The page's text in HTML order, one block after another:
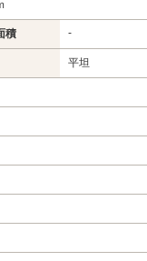
積 -
平坦